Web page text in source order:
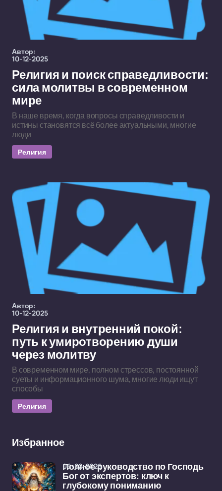
Автор:
10-12-2025
Религия и поиск справедливости:
сила молитвы в современном
мире
В наше время, когда вопросы справедливости и
истины становятся всё более актуальными, многие
люди
Религия
Автор:
10-12-2025
Религия и внутренний покой:
путь к умиротворению души
через молитву
В современном мире, полном стрессов, постоянной
суеты и информационного шума, многие люди ищут
способы
Религия
Избранное
Полное руководство по Господь
Бог от экспертов: ключ к
глубокому пониманию
06-02-2026